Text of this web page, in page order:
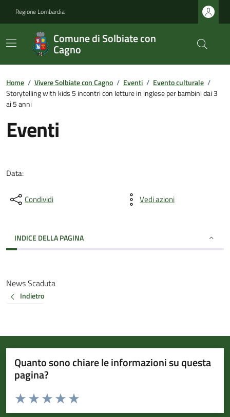
Regione Lombardia
Comune di Solbiate con
Cagno
Home / Vivere Solbiate con Cagno / Eventi / Evento culturale /
Storytelling with kids 5 incontri con letture in inglese per bambini dai 3
ai 5 anni
Eventi
Data:
Condividi Vedi azioni
INDICE DELLA PAGINA
News Scaduta
Indietro
Quanto sono chiare le informazioni su questa
pagina?
Valuta da 1 a 5 stelle la pagina
Valuta 5 stelle su 5
Valuta 4 stelle su 5
Valuta 3 stelle su 5
Valuta 2 stelle su 5
Valuta 1 stelle su 5